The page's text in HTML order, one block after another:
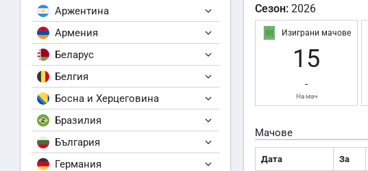
Аржентина
Армения
Беларус
Белгия
Босна и Херцеговина
Бразилия
България
Германия
Сезон: 2026
Изиграни мачове
15
-
На мач
Мачове
Дата За